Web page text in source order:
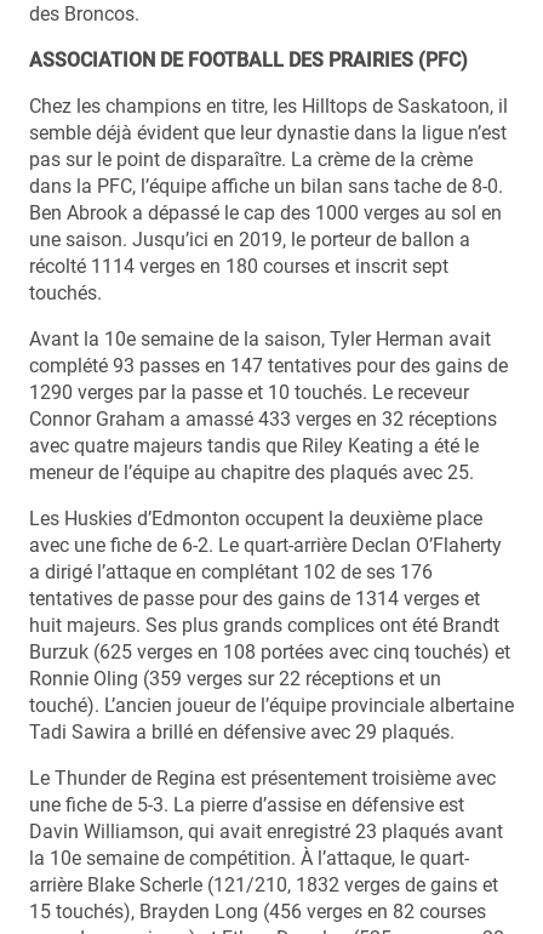
des Broncos.
ASSOCIATION DE FOOTBALL DES PRAIRIES (PFC)
Chez les champions en titre, les Hilltops de Saskatoon, il
semble déjà évident que leur dynastie dans la ligue n’est
pas sur le point de disparaître. La crème de la crème
dans la PFC, l’équipe affiche un bilan sans tache de 8-0.
Ben Abrook a dépassé le cap des 1000 verges au sol en
une saison. Jusqu’ici en 2019, le porteur de ballon a
récolté 1114 verges en 180 courses et inscrit sept
touchés.
Avant la 10e semaine de la saison, Tyler Herman avait
complété 93 passes en 147 tentatives pour des gains de
1290 verges par la passe et 10 touchés. Le receveur
Connor Graham a amassé 433 verges en 32 réceptions
avec quatre majeurs tandis que Riley Keating a été le
meneur de l’équipe au chapitre des plaqués avec 25.
Les Huskies d’Edmonton occupent la deuxième place
avec une fiche de 6-2. Le quart-arrière Declan O’Flaherty
a dirigé l’attaque en complétant 102 de ses 176
tentatives de passe pour des gains de 1314 verges et
huit majeurs. Ses plus grands complices ont été Brandt
Burzuk (625 verges en 108 portées avec cinq touchés) et
Ronnie Oling (359 verges sur 22 réceptions et un
touché). L’ancien joueur de l’équipe provinciale albertaine
Tadi Sawira a brillé en défensive avec 29 plaqués.
Le Thunder de Regina est présentement troisième avec
une fiche de 5-3. La pierre d’assise en défensive est
Davin Williamson, qui avait enregistré 23 plaqués avant
la 10e semaine de compétition. À l’attaque, le quart-
arrière Blake Scherle (121/210, 1832 verges de gains et
15 touchés), Brayden Long (456 verges en 82 courses